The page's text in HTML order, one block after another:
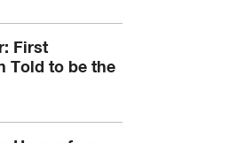
First
Told to be the